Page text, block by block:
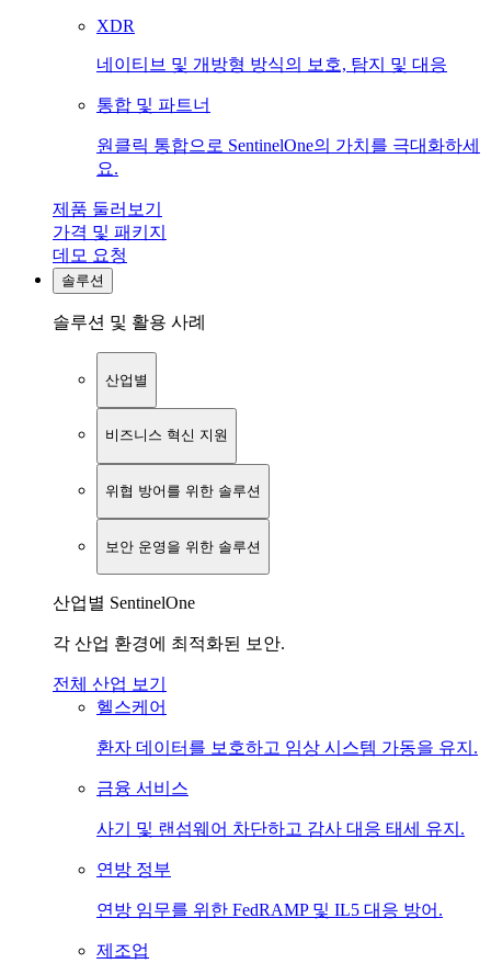
XDR
네이티브 및 개방형 방식의 보호, 탐지 및 대응
통합 및 파트너
원클릭 통합으로 SentinelOne의 가치를 극대화하세
요.
제품 둘러보기
가격 및 패키지
데모 요청
솔루션
솔루션 및 활용 사례
산업별
비즈니스 혁신 지원
위협 방어를 위한 솔루션
보안 운영을 위한 솔루션
산업별 SentinelOne
각 산업 환경에 최적화된 보안.
전체 산업 보기
헬스케어
환자 데이터를 보호하고 임상 시스템 가동을 유지.
금융 서비스
사기 및 랜섬웨어 차단하고 감사 대응 태세 유지.
연방 정부
연방 임무를 위한 FedRAMP 및 IL5 대응 방어.
제조업